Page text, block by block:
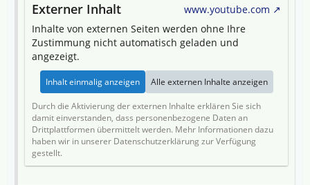
Externer Inhalt
www.youtube.com
Inhalte von externen Seiten werden ohne Ihre
Zustimmung nicht automatisch geladen und
angezeigt.
Inhalt einmalig anzeigen Alle externen Inhalte anzeigen
Durch die Aktivierung der externen Inhalte erklären Sie sich
damit einverstanden, dass personenbezogene Daten an
Drittplattformen übermittelt werden. Mehr Informationen dazu
haben wir in unserer Datenschutzerklärung zur Verfügung
gestellt.